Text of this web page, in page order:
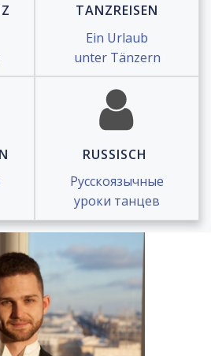
TANZREISEN
Ein Urlaub
unter Tänzern
RUSSISCH
Русскоязычные
уроки танцев